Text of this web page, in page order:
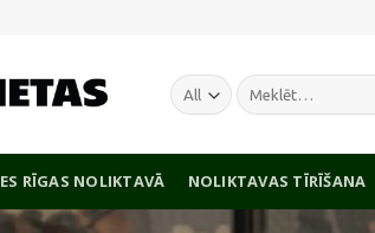
Meklēt:
RĪGAS NOLIKTAVĀ NOLIKTAVAS TĪRĪŠANA